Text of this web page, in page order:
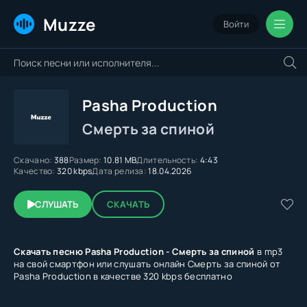
Muzze Войти
Pasha Production
Смерть за спиной
Скачано: 388Размер: 10.81 MBДлительность: 4:43
Качество: 320 kbpsДата релиза:18.04.2026
СЛУШАТЬ СКАЧАТЬ
Скачать песню Pasha Production - Смерть за спиной в mp3
на свой смартфон или слушать онлайн Смерть за спиной от
Pasha Production в качестве 320 kbps бесплатно